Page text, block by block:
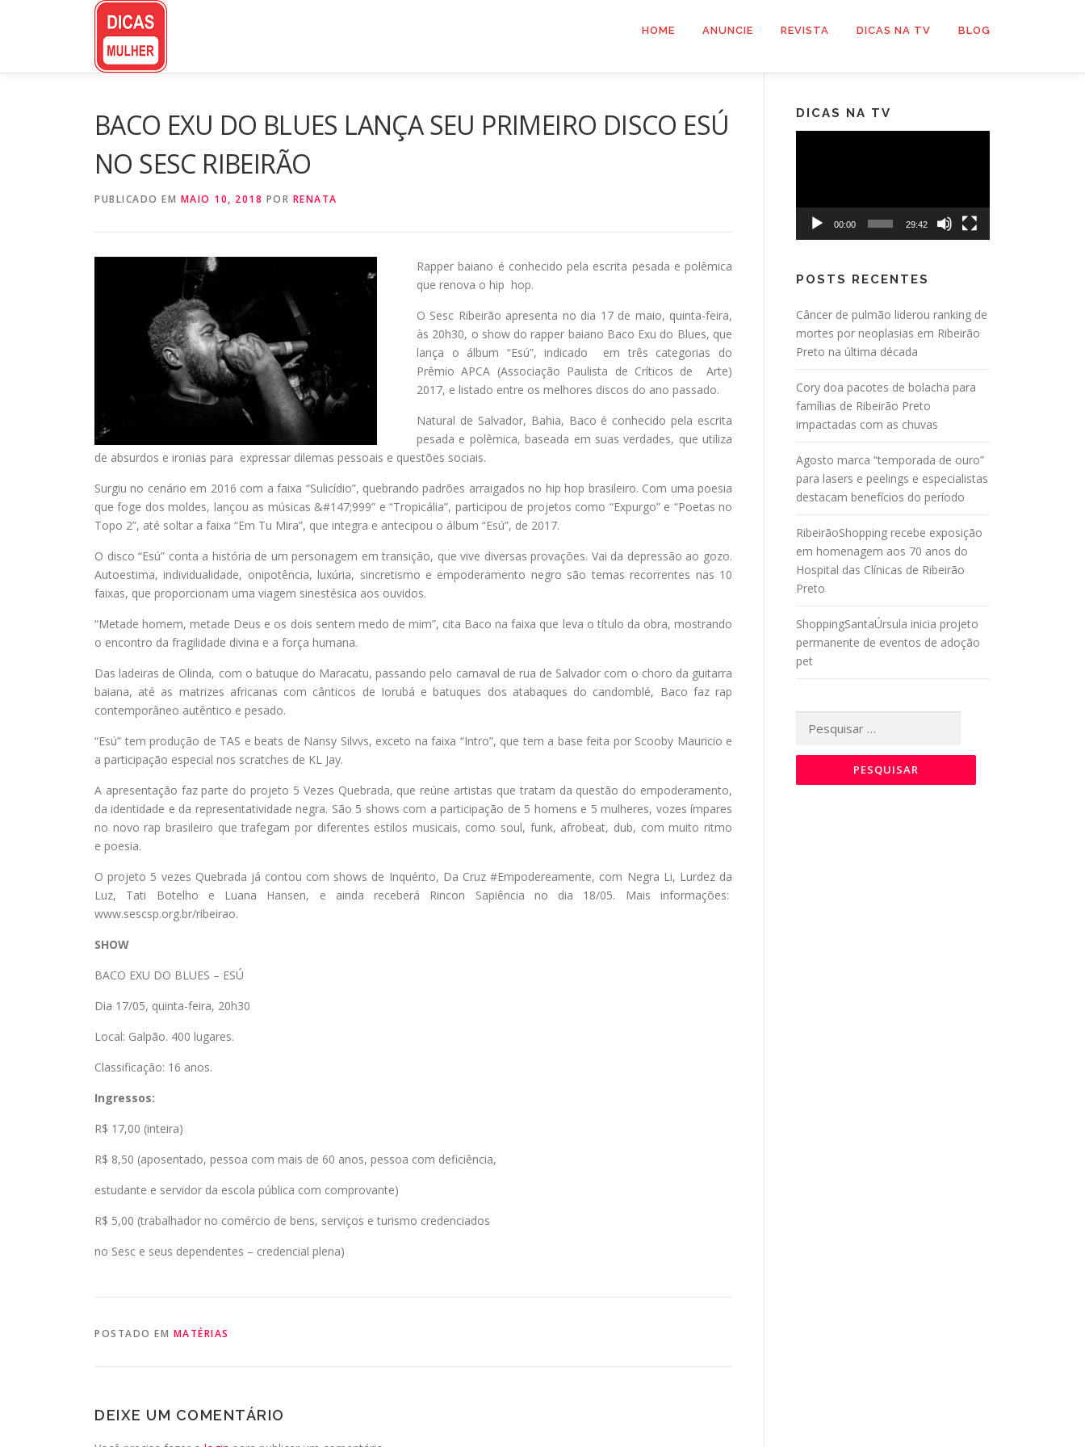
HOME ANUNCIE REVISTA DICAS NA TV BLOG
BACO EXU DO BLUES LANÇA SEU PRIMEIRO DISCO ESÚ
NO SESC RIBEIRÃO
PUBLICADO EM MAIO 10, 2018 POR RENATA
Rapper baiano é conhecido pela escrita pesada e polêmica
que renova o hip hop.
O Sesc Ribeirão apresenta no dia 17 de maio, quinta-feira,
às 20h30, o show do rapper baiano Baco Exu do Blues, que
lança o álbum “Esú”, indicado em três categorias do
Prêmio APCA (Associação Paulista de Críticos de Arte)
2017, e listado entre os melhores discos do ano passado.
Natural de Salvador, Bahia, Baco é conhecido pela escrita
pesada e polêmica, baseada em suas verdades, que utiliza
de absurdos e ironias para expressar dilemas pessoais e questões sociais.
Surgiu no cenário em 2016 com a faixa “Sulicídio”, quebrando padrões arraigados no hip hop brasileiro. Com uma poesia
que foge dos moldes, lançou as músicas &#147;999” e “Tropicália”, participou de projetos como “Expurgo” e “Poetas no
Topo 2”, até soltar a faixa “Em Tu Mira”, que integra e antecipou o álbum “Esú”, de 2017.
O disco “Esú” conta a história de um personagem em transição, que vive diversas provações. Vai da depressão ao gozo.
Autoestima, individualidade, onipotência, luxúria, sincretismo e empoderamento negro são temas recorrentes nas 10
faixas, que proporcionam uma viagem sinestésica aos ouvidos.
“Metade homem, metade Deus e os dois sentem medo de mim”, cita Baco na faixa que leva o título da obra, mostrando
o encontro da fragilidade divina e a força humana.
Das ladeiras de Olinda, com o batuque do Maracatu, passando pelo carnaval de rua de Salvador com o choro da guitarra
baiana, até as matrizes africanas com cânticos de Iorubá e batuques dos atabaques do candomblé, Baco faz rap
contemporâneo autêntico e pesado.
“Esú” tem produção de TAS e beats de Nansy Silvvs, exceto na faixa “Intro”, que tem a base feita por Scooby Mauricio e
a participação especial nos scratches de KL Jay.
A apresentação faz parte do projeto 5 Vezes Quebrada, que reúne artistas que tratam da questão do empoderamento,
da identidade e da representatividade negra. São 5 shows com a participação de 5 homens e 5 mulheres, vozes ímpares
no novo rap brasileiro que trafegam por diferentes estilos musicais, como soul, funk, afrobeat, dub, com muito ritmo
e poesia.
O projeto 5 vezes Quebrada já contou com shows de Inquérito, Da Cruz #Empodereamente, com Negra Li, Lurdez da
Luz, Tati Botelho e Luana Hansen, e ainda receberá Rincon Sapiência no dia 18/05. Mais informações:
www.sescsp.org.br/ribeirao.
SHOW
BACO EXU DO BLUES – ESÚ
Dia 17/05, quinta-feira, 20h30
Local: Galpão. 400 lugares.
Classificação: 16 anos.
Ingressos:
R$ 17,00 (inteira)
R$ 8,50 (aposentado, pessoa com mais de 60 anos, pessoa com deficiência,
estudante e servidor da escola pública com comprovante)
R$ 5,00 (trabalhador no comércio de bens, serviços e turismo credenciados
no Sesc e seus dependentes – credencial plena)
POSTADO EM MATÉRIAS
DEIXE UM COMENTÁRIO
DICAS NA TV
00:00 29:42
POSTS RECENTES
Câncer de pulmão liderou ranking de
mortes por neoplasias em Ribeirão
Preto na última década
Cory doa pacotes de bolacha para
famílias de Ribeirão Preto
impactadas com as chuvas
Agosto marca “temporada de ouro”
para lasers e peelings e especialistas
destacam benefícios do período
RibeirãoShopping recebe exposição
em homenagem aos 70 anos do
Hospital das Clínicas de Ribeirão
Preto
ShoppingSantaÚrsula inicia projeto
permanente de eventos de adoção
pet
por: